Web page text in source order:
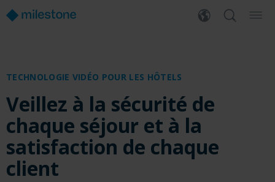
TECHNOLOGIE VIDÉO POUR LES HÔTELS
Veillez à la sécurité de
chaque séjour et à la
satisfaction de chaque
client